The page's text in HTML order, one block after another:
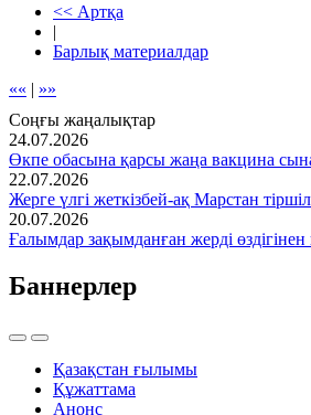
<< Артқа
|
Барлық материалдар
«« | »»
Соңғы жаңалықтар
24.07.2026
Өкпе обасына қарсы жаңа вакцина
22.07.2026
Жерге үлгі жеткізбей-ақ Марстан
20.07.2026
Ғалымдар зақымданған жерді
Баннерлер
Қазақстан ғылымы
Құжаттама
Анонс